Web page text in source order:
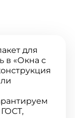
для
в «Окна с